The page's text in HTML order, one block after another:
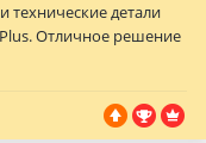
технические детали
Отличное решение
автомобиля после
заводская
совместимость со